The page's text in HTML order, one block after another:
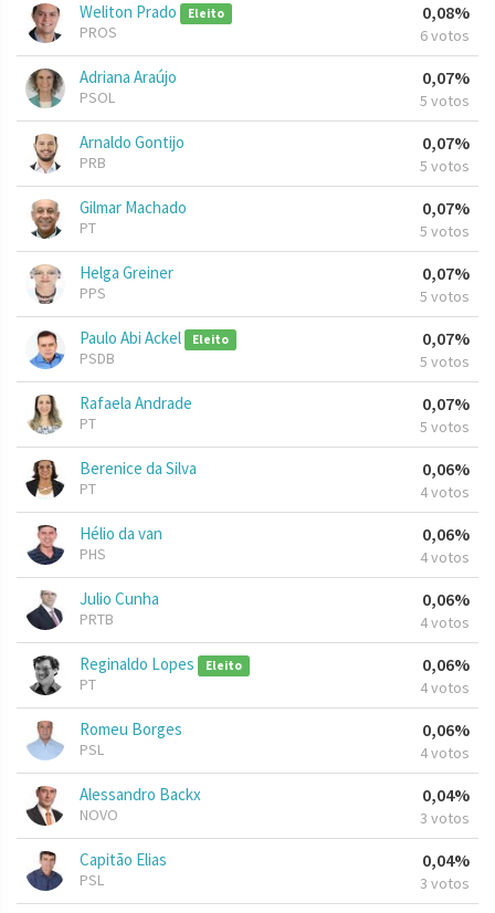
Weliton Prado Eleito
PROS
0,08%
6 votos
Adriana Araújo
PSOL
0,07%
5 votos
Arnaldo Gontijo
PRB
0,07%
5 votos
Gilmar Machado
PT
0,07%
5 votos
Helga Greiner
PPS
0,07%
5 votos
Paulo Abi Ackel Eleito
PSDB
0,07%
5 votos
Rafaela Andrade
PT
0,07%
5 votos
Berenice da Silva
PT
0,06%
4 votos
Hélio da van
PHS
0,06%
4 votos
Julio Cunha
PRTB
0,06%
4 votos
Reginaldo Lopes Eleito
PT
0,06%
4 votos
Romeu Borges
PSL
0,06%
4 votos
Alessandro Backx
NOVO
0,04%
3 votos
Capitão Elias
PSL
0,04%
3 votos